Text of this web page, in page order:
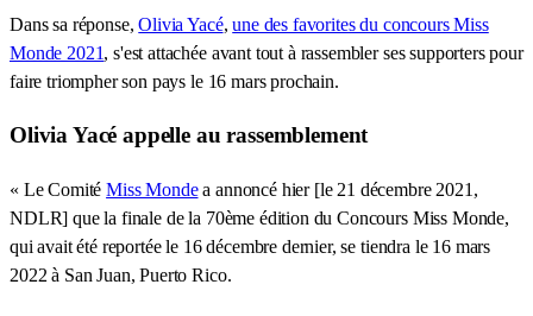
Dans sa réponse,Olivia Yacé,une des favorites du concours Miss
Monde 2021, s'est attachée avant tout à rassembler ses supporters pour
faire triompher son pays le 16 mars prochain.
Olivia Yacé appelle au rassemblement
« Le ComitéMiss Mondea annoncé hier [le 21 décembre 2021,
NDLR] que la finale de la 70ème édition du Concours Miss Monde,
qui avait été reportée le 16 décembre dernier, se tiendra le 16 mars
2022 à San Juan, Puerto Rico.